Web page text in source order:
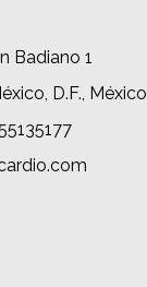
Badiano 1
D.F., México